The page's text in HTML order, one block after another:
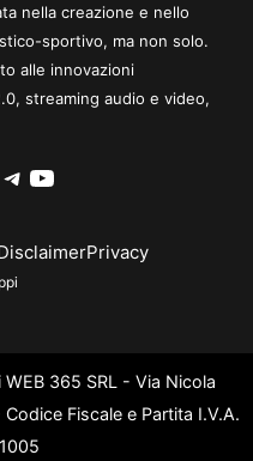
nella creazione e nello
sportivo, ma non solo.
alle innovazioni
streaming audio e video,
Telegram
YouTube
Privacy
365 SRL - Via Nicola
Fiscale e Partita I.V.A.